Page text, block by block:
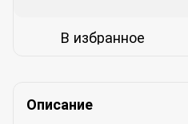
В избранное
Описание